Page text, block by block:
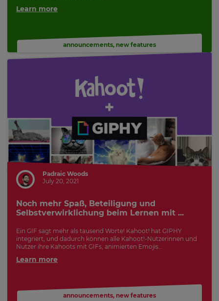
Learn more
announcements, new features
Padraic Woods
July 20, 2021
Noch mehr Spaß, Beteiligung und
Selbstverwirklichung beim Lernen mit ...
Ein GIF sagt mehr als tausend Worte! Kahoot! hat GIPHY
integriert, und dadurch können alle Kahoot!-Nutzerinnen und
Nutzer ihre Kahoots mit GIFs, animierten Emojis...
Learn more
announcements, new features